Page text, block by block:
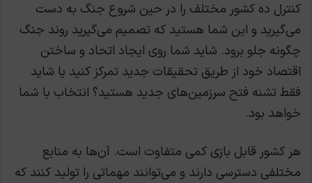
کنترل ده کشور مختلف را در حین شروع جنگ به دست
می‌گیرید و این شما هستید که تصمیم می‌گیرید روند جنگ
چگونه جلو برود. شاید شما روی ایجاد اتحاد و ساختن
اقتصاد خود از طریق تحقیقات جدید تمرکز کنید یا شاید
فقط تشنه فتح سرزمین‌های جدید هستید؟ انتخاب با شما
خواهد بود.
هر کشور قابل بازی کمی متفاوت است. آن‌ها به منابع
مختلفی دسترسی دارند و می‌توانند مهماتی را تولید کنند که